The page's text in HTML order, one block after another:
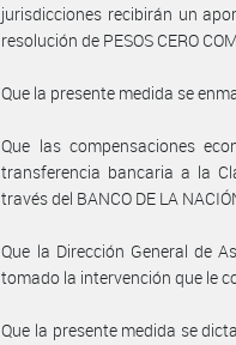
jurisdicciones recibirán un
resolución de PESOS CERO
Que la presente medida se
Que las compensaciones
transferencia bancaria a la
través del BANCO DE LA
Que la Dirección General de
tomado la intervención que le
Que la presente medida se